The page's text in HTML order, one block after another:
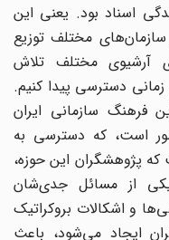
اسناد بود. یعنی این
مختلف توزیع
آرشیوی مختلف تلاش
دسترسی پیدا کنیم.
سازمانی ایران
است، که دسترسی به
پژوهشگران این حوزه،
از مسائل جدی‌شان
و اشکالات بروکراتیک
ایجاد می‌شود، باعث